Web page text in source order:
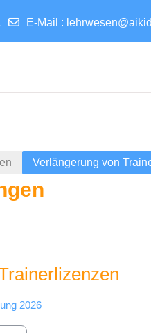
E-Mail :
Verlängerung von
2026